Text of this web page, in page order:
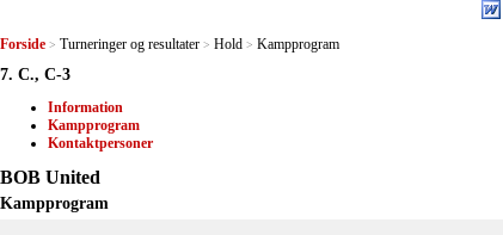
Forside > Turneringer og resultater > Hold > Kampprogram
7. C., C-3
Information
Kampprogram
Kontaktpersoner
BOB United
Kampprogram